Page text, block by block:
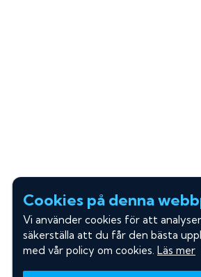
Cookies på denna
Vi använder cookies för att
säkerställa att du får den bästa
med vår policy om cookies. Läs mer